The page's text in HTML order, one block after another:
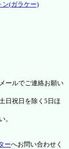
(ガラケー)
ールでご連絡お願い
日祝日を除く5日ほ
。
ーへお問い合わせく